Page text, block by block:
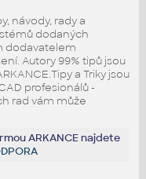
návody, rady a
dodaných
dodavatelem
Autory 99% tipů jsou
a Triky jsou
profesionálů -
rad vám může
ARKANCE najdete